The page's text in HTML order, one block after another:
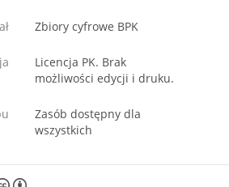
Zbiory cyfrowe BPK
Licencja PK. Brak
możliwości edycji i druku.
Zasób dostępny dla
wszystkich